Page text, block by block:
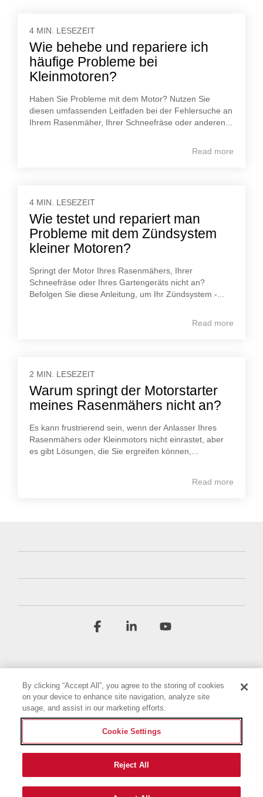
4 MIN. LESEZEIT
Wie behebe und repariere ich
häufige Probleme bei
Kleinmotoren?
Haben Sie Probleme mit dem Motor? Nutzen Sie
diesen umfassenden Leitfaden bei der Fehlersuche an
Ihrem Rasenmäher, Ihrer Schneefräse oder anderen...
Read more
4 MIN. LESEZEIT
Wie testet und repariert man
Probleme mit dem Zündsystem
kleiner Motoren?
Springt der Motor Ihres Rasenmähers, Ihrer
Schneefräse oder Ihres Gartengeräts nicht an?
Befolgen Sie diese Anleitung, um Ihr Zündsystem -...
Read more
2 MIN. LESEZEIT
Warum springt der Motorstarter
meines Rasenmähers nicht an?
Es kann frustrierend sein, wenn der Anlasser Ihres
Rasenmähers oder Kleinmotors nicht einrastet, aber
es gibt Lösungen, die Sie ergreifen können,...
Read more
Geschäftsbedingungen
Datenschutzbestimmungen
Barrierefreiheitserklärung
Impressum
Cookie-Einstellungen
© 2026 Briggs & Stratton, LLC. All rights reserved.
Facebook Linkedin
By clicking “Accept All”, you agree to the storing of cookies
on your device to enhance site navigation, analyze site
usage, and assist in our marketing efforts.
Cookie Settings
Reject All